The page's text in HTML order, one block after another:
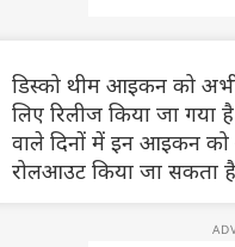
डिस्को थीम आइकन को
लिए रिलीज किया जा
वाले दिनों में इन आइकन को
रोलआउट किया जा सकता